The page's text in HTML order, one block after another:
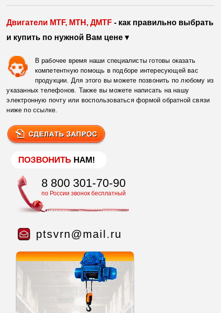
Двигатели MTF, МТН, ДМТF - как правильно выбрать
и купить по нужной Вам цене ▾
В рабочее время наши специалисты готовы оказать
компетентную помощь в подборе интересующей вас
продукции. Для этого вы можете позвонить по любому из
указанных телефонов. Также вы можете написать на нашу
электронную почту или воспользоваться формой обратной связи
ниже по ссылке.
ПОЗВОНИТЬ НАМ!
8 800 301-70-90
по России звонок бесплатный
ptsvrn@mail.ru